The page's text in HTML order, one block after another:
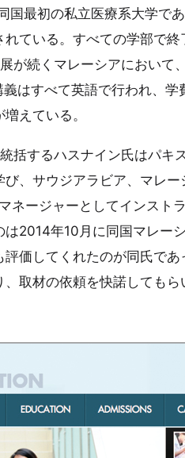
最初の私立医療系大学で
ている。すべての学部で
が続くマレーシアにおいて
はすべて英語で行われ、学
えている。
括するハスナイン氏はパキ
、サウジアラビア、マレ
ネージャーとしてインスト
2014年10月に同国マレー
価してくれたのが同氏で
取材の依頼を快諾しても